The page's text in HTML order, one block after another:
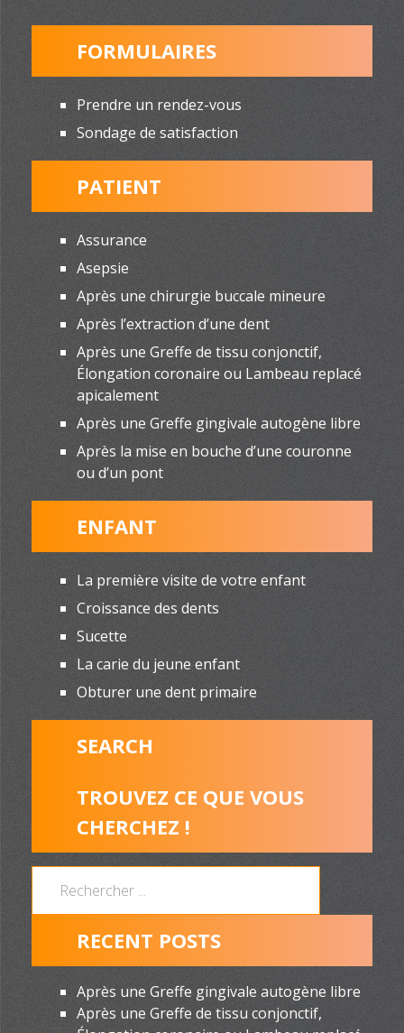
FORMULAIRES
Prendre un rendez-vous
Sondage de satisfaction
PATIENT
Assurance
Asepsie
Après une chirurgie buccale mineure
Après l’extraction d’une dent
Après une Greffe de tissu conjonctif,
Élongation coronaire ou Lambeau replacé
apicalement
Après une Greffe gingivale autogène libre
Après la mise en bouche d’une couronne
ou d’un pont
ENFANT
La première visite de votre enfant
Croissance des dents
Sucette
La carie du jeune enfant
Obturer une dent primaire
SEARCH
TROUVEZ CE QUE VOUS
CHERCHEZ !
RECENT POSTS
Après une Greffe gingivale autogène libre
Après une Greffe de tissu conjonctif,